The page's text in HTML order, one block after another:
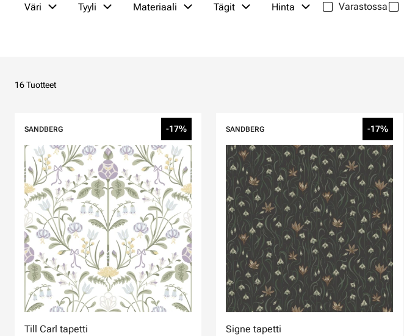
Väri Tyyli Materiaali Tägit Hinta Varastossa
16 Tuotteet
SANDBERG -17%
Till Carl tapetti
SANDBERG -17%
Signe tapetti